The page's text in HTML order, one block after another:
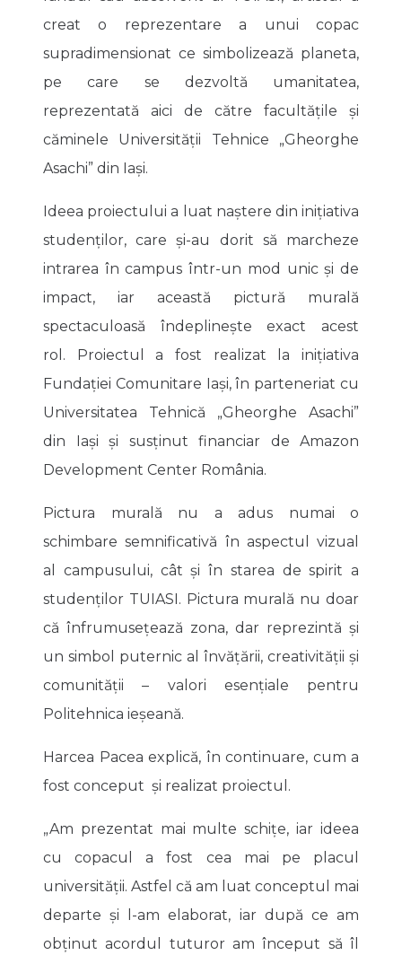
creat o reprezentare a unui copac
supradimensionat ce simbolizează planeta,
pe care se dezvoltă umanitatea,
reprezentată aici de către facultățile și
căminele Universității Tehnice „Gheorghe
Asachi” din Iași.
Ideea proiectului a luat naștere din inițiativa
studenților, care și-au dorit să marcheze
intrarea în campus într-un mod unic și de
impact, iar această pictură murală
spectaculoasă îndeplinește exact acest
rol. Proiectul a fost realizat la inițiativa
Fundației Comunitare Iași, în parteneriat cu
Universitatea Tehnică „Gheorghe Asachi”
din Iași și susținut financiar de Amazon
Development Center România.
Pictura murală nu a adus numai o
schimbare semnificativă în aspectul vizual
al campusului, cât și în starea de spirit a
studenților TUIASI. Pictura murală nu doar
că înfrumusețează zona, dar reprezintă și
un simbol puternic al învățării, creativității și
comunității – valori esențiale pentru
Politehnica ieșeană.
Harcea Pacea explică, în continuare, cum a
fost conceput și realizat proiectul.
„Am prezentat mai multe schițe, iar ideea
cu copacul a fost cea mai pe placul
universității. Astfel că am luat conceptul mai
departe și l-am elaborat, iar după ce am
obținut acordul tuturor am început să îl